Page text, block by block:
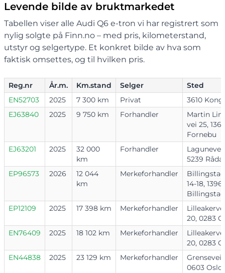
Levende bilde av bruktmarkedet
Tabellen viser alle Audi Q6 e-tron vi har registrert som
nylig solgte på Finn.no – med pris, kilometerstand,
utstyr og selgertype. Et konkret bilde av hva som
faktisk omsettes, og til hvilken pris.
Reg.nr År.m. Km.stand Selger
Sted
EN52703
2025 7 300 km Privat
3610
EJ63840
2025 9 750 km Forhandler
Martin
vei 25,
Fornebu
EJ63201
2025
32 000
km
Forhandler
5239 Rådal
EP96573
2026
12 044
km
Merkeforhandler
14-18, 1396
Billingstad
EP12109
2025 17 398 km Merkeforhandler
20, 0283
EN76409
2025 18 102 km Merkeforhandler
20, 0283
EN44838
2025 23 129 km Merkeforhandler
0603 Oslo